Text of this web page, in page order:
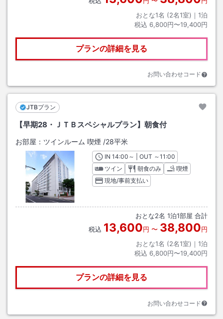
おとな1名 (2名1室)｜ 1泊
税込 6,800円〜19,400円
プランの詳細を見る
お問い合わせコード
JTBプラン
【早期28・ＪＴＢスペシャルプラン】朝食付
お部屋： ツインルーム 喫煙 /28平米
INチェックイン
14:00 ～ | OUT チェックアウト
～11:00
ツイン
朝食のみ
喫煙
現地/事前支払い
おとな2名 1泊1部屋 合計
税込 13,600円 〜 38,800円
おとな1名 (2名1室)｜ 1泊
税込 6,800円〜19,400円
プランの詳細を見る
お問い合わせコード